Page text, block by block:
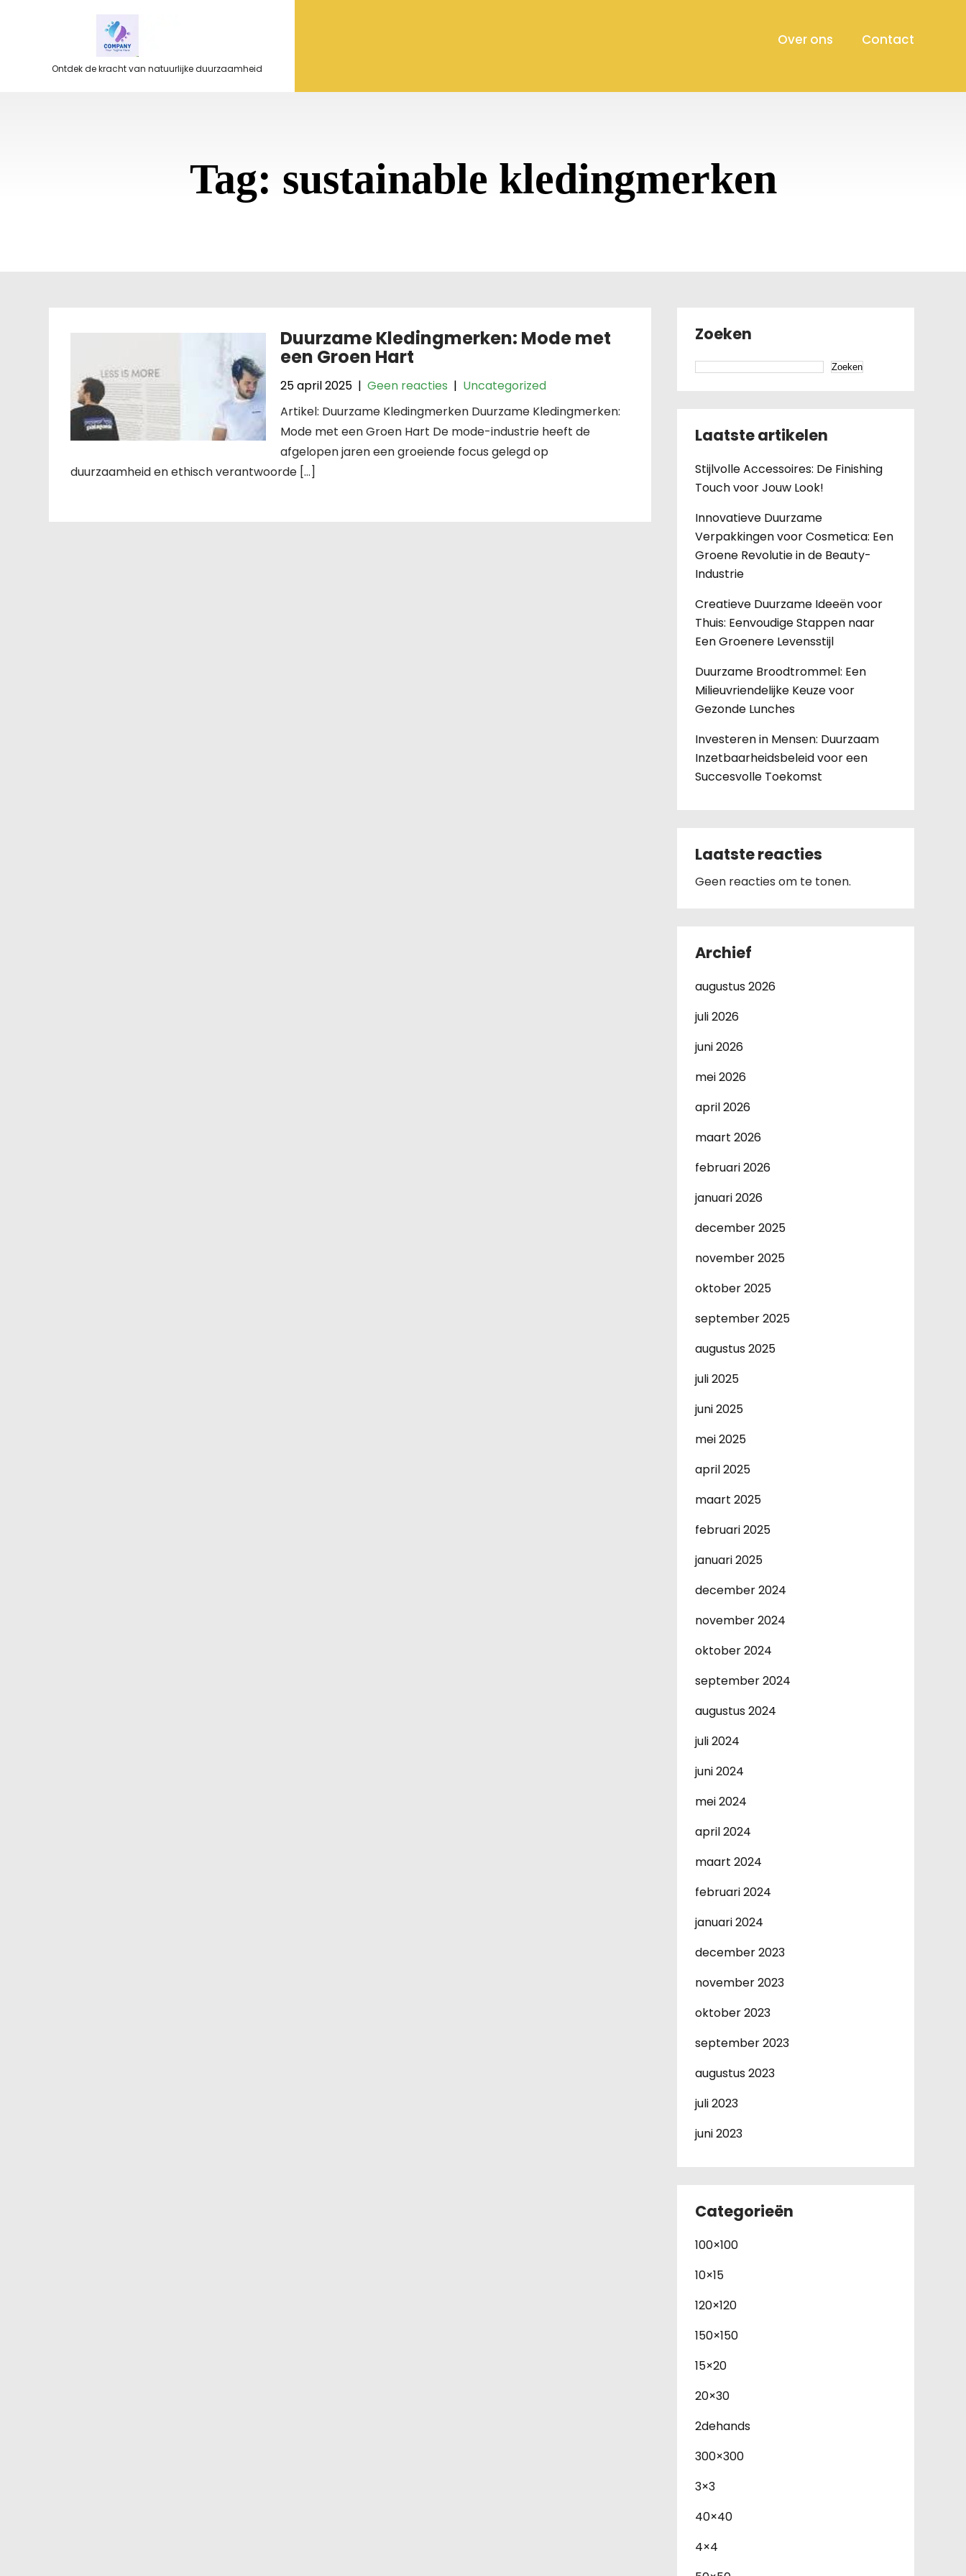
Ontdek de kracht van natuurlijke duurzaamheid
Over ons Contact
Tag: sustainable kledingmerken
Duurzame Kledingmerken: Mode met
een Groen Hart
25 april 2025 |Geen reacties | Uncategorized
Artikel: Duurzame Kledingmerken Duurzame Kledingmerken:
Mode met een Groen Hart De mode-industrie heeft de
afgelopen jaren een groeiende focus gelegd op
duurzaamheid en ethisch verantwoorde […]
Zoeken
Zoeken
Laatste artikelen
Stijlvolle Accessoires: De Finishing
Touch voor Jouw Look!
Innovatieve Duurzame
Verpakkingen voor Cosmetica: Een
Groene Revolutie in de Beauty-
Industrie
Creatieve Duurzame Ideeën voor
Thuis: Eenvoudige Stappen naar
Een Groenere Levensstijl
Duurzame Broodtrommel: Een
Milieuvriendelijke Keuze voor
Gezonde Lunches
Investeren in Mensen: Duurzaam
Inzetbaarheidsbeleid voor een
Succesvolle Toekomst
Laatste reacties
Geen reacties om te tonen.
Archief
augustus 2026
juli 2026
juni 2026
mei 2026
april 2026
maart 2026
februari 2026
januari 2026
december 2025
november 2025
oktober 2025
september 2025
augustus 2025
juli 2025
juni 2025
mei 2025
april 2025
maart 2025
februari 2025
januari 2025
december 2024
november 2024
oktober 2024
september 2024
augustus 2024
juli 2024
juni 2024
mei 2024
april 2024
maart 2024
februari 2024
januari 2024
december 2023
november 2023
oktober 2023
september 2023
augustus 2023
juli 2023
juni 2023
Categorieën
100×100
10×15
120×120
150×150
15×20
20×30
2dehands
300×300
3×3
40×40
4×4